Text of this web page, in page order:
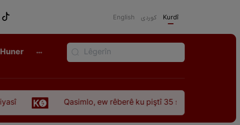
English كوردی Kurdî
Huner
Qasimlo, ew rêberê ku piştî 35 sal ji şehîdbûna wî hê jî rêbaza